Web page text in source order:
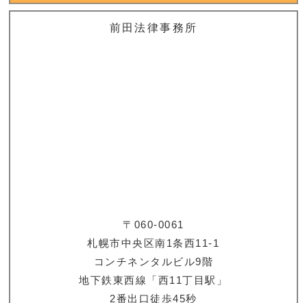
前田法律事務所
〒060-0061
札幌市中央区南1条西11-1
コンチネンタルビル9階
地下鉄東西線「西11丁目駅」
2番出口徒歩45秒